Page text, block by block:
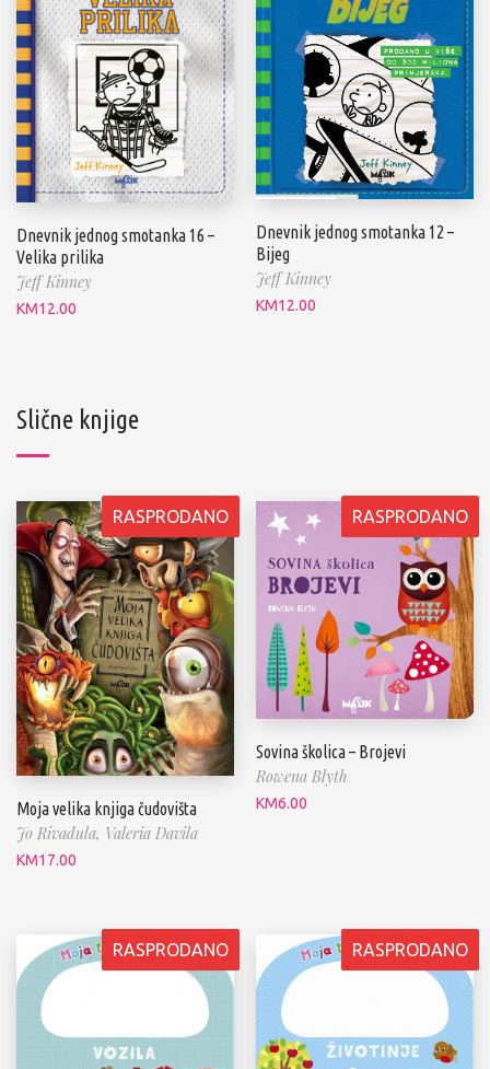
Dnevnik jednog smotanka 16 –
Velika prilika
Jeff Kinney
KM12.00
Dnevnik jednog smotanka 12 –
Bijeg
Jeff Kinney
KM12.00
Slične knjige
RASPRODANO
Moja velika knjiga čudovišta
Jo Rivadula, Valeria Davila
KM17.00
RASPRODANO
Sovina školica – Brojevi
Rowena Blyth
KM6.00
RASPRODANO RASPRODANO